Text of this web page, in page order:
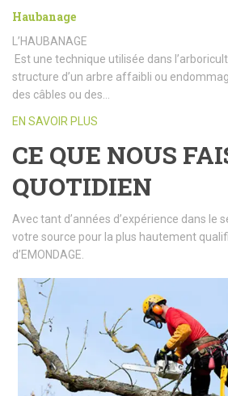
Haubanage
L’HAUBANAGE
Est une technique utilisée dans
structure d’un arbre affaibli ou
des câbles ou des…
EN SAVOIR PLUS
CE QUE NOUS
QUOTIDIEN
Avec tant d’années d’expérience dans le
votre source pour la plus hautement
d’EMONDAGE.